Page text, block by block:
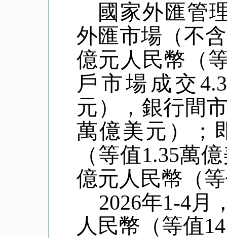
國家外匯管
外匯市場（不
億元人民幣（
戶市場成交
元），銀行間
萬億美元）；
（等值1.35萬
億元人民幣（
2026年1-4月
人民幣（等值